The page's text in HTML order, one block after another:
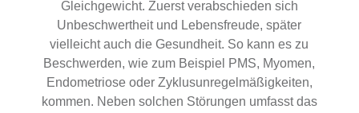
Gleichgewicht. Zuerst verabschieden sich
Unbeschwertheit und Lebensfreude, später
vielleicht auch die Gesundheit. So kann es zu
Beschwerden, wie zum Beispiel PMS, Myomen,
Endometriose oder Zyklusunregelmäßigkeiten,
kommen. Neben solchen Störungen umfasst das